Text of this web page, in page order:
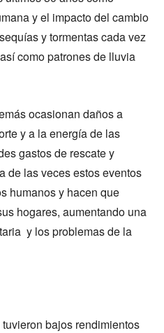
y el impacto del cambio
y tormentas cada vez
como patrones de lluvia
ocasionan daños a
y a la energía de las
gastos de rescate y
de las veces estos eventos
humanos y hacen que
hogares, aumentando una
y los problemas de la
bajos rendimientos